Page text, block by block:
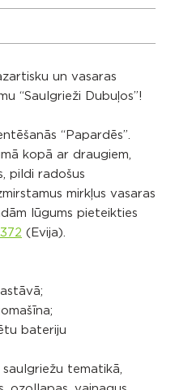
un vasaras
“Saulgrieži Dubuļos”!
“Papardēs”.
kopā ar draugiem,
pildi radošus
mirkļus vasaras
lūgums pieteikties
(Evija).
bateriju
tematikā,